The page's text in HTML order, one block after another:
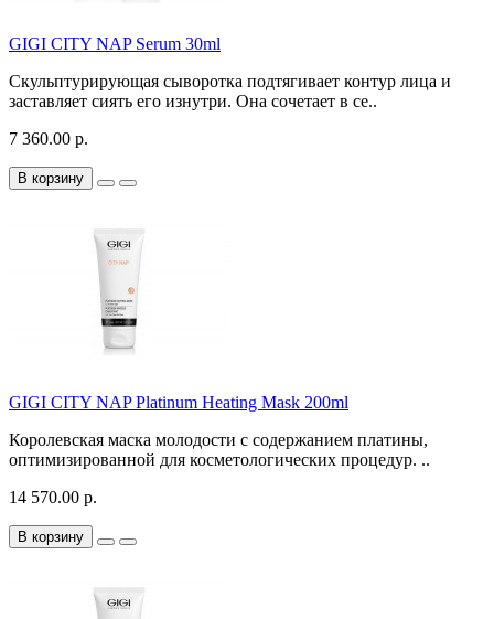
GIGI CITY NAP Serum 30ml
Скульптурирующая сыворотка подтягивает контур лица и
заставляет сиять его изнутри. Она сочетает в се..
7 360.00 р.
В корзину
GIGI CITY NAP Platinum Heating Mask 200ml
Королевская маска молодости с содержанием платины,
оптимизированной для косметологических процедур. ..
14 570.00 р.
В корзину